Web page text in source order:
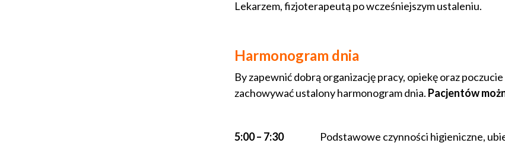
Lekarzem, fizjoterapeutą po wcześniejszym ustaleniu.
Harmonogram dnia
By zapewnić dobrą organizację pracy, opiekę oraz
zachowywać ustalony harmonogram dnia. Pacjentów
5:00 – 7:30 Podstawowe czynności higieniczne,